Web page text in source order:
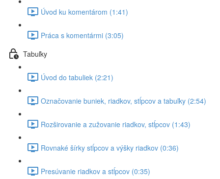
Úvod ku komentárom (1:41)
Práca s komentármi (3:05)
Tabuľky
Úvod do tabuliek (2:21)
Označovanie buniek, riadkov, stĺpcov a tabuľky (2:54)
Rozširovanie a zužovanie riadkov, stĺpcov (1:43)
Rovnaké šírky stĺpcov a výšky riadkov (0:36)
Presúvanie riadkov a stĺpcov (0:35)